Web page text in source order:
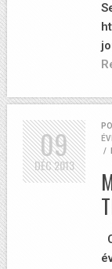
/
09
DÉC2013